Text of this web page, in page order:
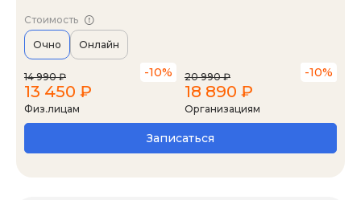
Стоимость
Очно Онлайн
14 990 ₽ -10%
13 450 ₽
Физ.лицам
20 990 ₽ -10%
18 890 ₽
Организациям
Записаться